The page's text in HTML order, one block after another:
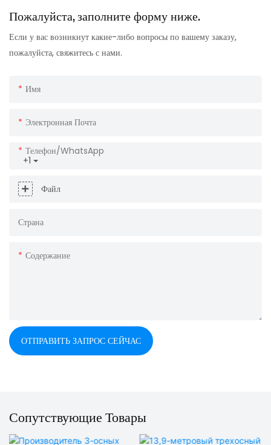
Пожалуйста, заполните форму ниже.
Если у вас возникнут какие-либо вопросы по вашему заказу,
пожалуйста, свяжитесь с нами.
Имя
Электронная Почта
+1
Телефон/WhatsApp
Файл
Страна
Содержание
ОТПРАВИТЬ ЗАПРОС СЕЙЧАС
Сопутствующие Товары